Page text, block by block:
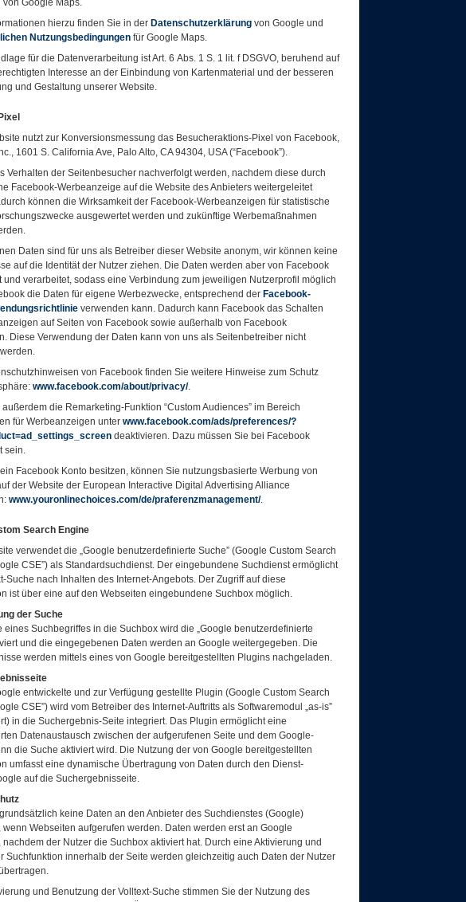
von Google Maps.
hierzu finden Sie in der Datenschutzerklärung von Google und
Nutzungsbedingungen für Google Maps.
für die Datenverarbeitung ist Art. 6 Abs. 1 S. 1 lit. f DSGVO, beruhend auf
Interesse an der Einbindung von Kartenmaterial und der besseren
und Gestaltung unserer Website.
nutzt zur Konversionsmessung das Besucheraktions-Pixel von Facebook,
1601 S. California Ave, Palo Alto, CA 94304, USA (“Facebook”).
Verhalten der Seitenbesucher nachverfolgt werden, nachdem diese durch
Facebook-Werbeanzeige auf die Website des Anbieters weitergeleitet
können die Wirksamkeit der Facebook-Werbeanzeigen für statistische
ausgewertet werden und zukünftige Werbemaßnahmen
Daten sind für uns als Betreiber dieser Website anonym, wir können keine
auf die Identität der Nutzer ziehen. Die Daten werden aber von Facebook
und verarbeitet, sodass eine Verbindung zum jeweiligen Nutzerprofil möglich
die Daten für eigene Werbezwecke, entsprechend der Facebook-
verwenden kann. Dadurch kann Facebook das Schalten
auf Seiten von Facebook sowie außerhalb von Facebook
Diese Verwendung der Daten kann von uns als Seitenbetreiber nicht
von Facebook finden Sie weitere Hinweise zum Schutz
www.facebook.com/about/privacy/.
die Remarketing-Funktion “Custom Audiences” im Bereich
für Werbeanzeigen unter www.facebook.com/ads/preferences/?
deaktivieren. Dazu müssen Sie bei Facebook
sein.
Facebook Konto besitzen, können Sie nutzungsbasierte Werbung von
der Website der European Interactive Digital Advertising Alliance
www.youronlinechoices.com/de/praferenzmanagement/.
Search Engine
verwendet die „Google benutzerdefinierte Suche” (Google Custom Search
CSE”) als Standardsuchdienst. Der eingebundene Suchdienst ermöglicht
Suche nach Inhalten des Internet-Angebots. Der Zugriff auf diese
ist über eine auf den Webseiten eingebundene Suchbox möglich.
der Suche
eines Suchbegriffes in die Suchbox wird die „Google benutzerdefinierte
und die eingegebenen Daten werden an Google weitergegeben. Die
werden mittels eines von Google bereitgestellten Plugins nachgeladen.
entwickelte und zur Verfügung gestellte Plugin (Google Custom Search
CSE”) wird vom Betreiber des Internet-Auftritts als Softwaremodul „as-is”
in die Suchergebnis-Seite integriert. Das Plugin ermöglicht eine
Datenaustausch zwischen der aufgerufenen Seite und dem Google-
die Suche aktiviert wird. Die Nutzung der von Google bereitgestellten
umfasst eine dynamische Übertragung von Daten durch den Dienst-
auf die Suchergebnisseite.
keine Daten an den Anbieter des Suchdienstes (Google)
wenn Webseiten aufgerufen werden. Daten werden erst an Google
nachdem der Nutzer die Suchbox aktiviert hat. Durch eine Aktivierung und
Suchfunktion innerhalb der Seite werden gleichzeitig auch Daten der Nutzer
und Benutzung der Volltext-Suche stimmen Sie der Nutzung des